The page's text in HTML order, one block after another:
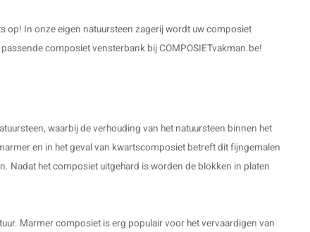
In onze eigen natuursteen zagerij wordt uw composiet
composiet vensterbank bij COMPOSIETvakman.be!
waarbij de verhouding van het natuursteen binnen het
en in het geval van kwartscomposiet betreft dit fijngemalen
Nadat het composiet uitgehard is worden de blokken in platen
Marmer composiet is erg populair voor het vervaardigen van